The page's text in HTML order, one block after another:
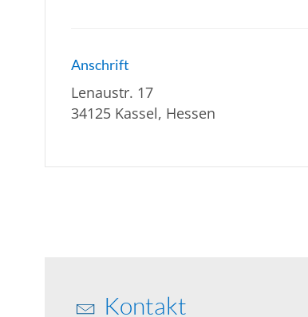
Anschrift
Lenaustr. 17
34125 Kassel, Hessen
Kontakt